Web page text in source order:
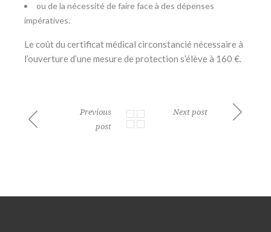
ou de la nécessité de faire face à des dépenses
impératives.
Le coût du certificat médical circonstancié nécessaire à
l’ouverture d’une mesure de protection s’élève à 160 €.
Previous
post
Next post